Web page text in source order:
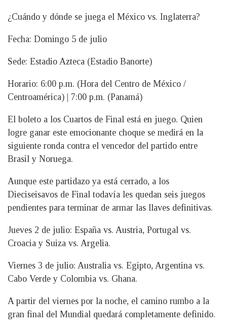
¿Cuándo y dónde se juega el México vs. Inglaterra?
Fecha: Domingo 5 de julio
Sede: Estadio Azteca (Estadio Banorte)
Horario: 6:00 p.m. (Hora del Centro de México /
Centroamérica) | 7:00 p.m. (Panamá)
El boleto a los Cuartos de Final está en juego. Quien
logre ganar este emocionante choque se medirá en la
siguiente ronda contra el vencedor del partido entre
Brasil y Noruega.
Aunque este partidazo ya está cerrado, a los
Dieciseisavos de Final todavía les quedan seis juegos
pendientes para terminar de armar las llaves definitivas.
Jueves 2 de julio: España vs. Austria, Portugal vs.
Croacia y Suiza vs. Argelia.
Viernes 3 de julio: Australia vs. Egipto, Argentina vs.
Cabo Verde y Colombia vs. Ghana.
A partir del viernes por la noche, el camino rumbo a la
gran final del Mundial quedará completamente definido.